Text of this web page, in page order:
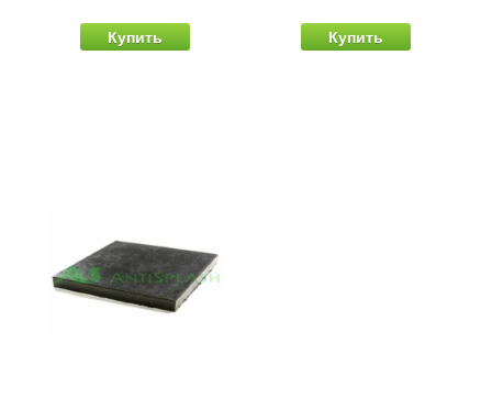
Купить Купить